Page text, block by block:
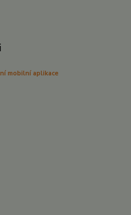
mobilní aplikace